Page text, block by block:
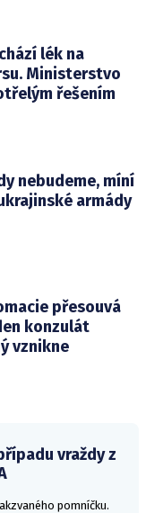
lék na
Ministerstvo
řešením
nebudeme, míní
armády
přesouvá
konzulát
vznikne
vraždy z
pomníčku.